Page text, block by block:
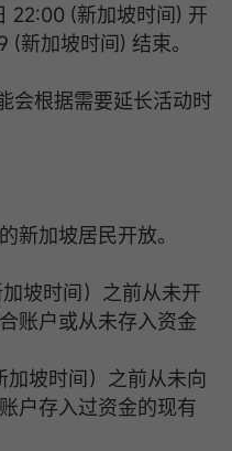
22:00 (新加坡时间) 开
新加坡时间) 结束。
会根据需要延长活动时
新加坡居民开放。
坡时间）之前从未开
账户或从未存入资金
坡时间）之前从未向
户存入过资金的现有